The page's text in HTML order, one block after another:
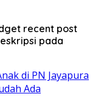
recent post
pada